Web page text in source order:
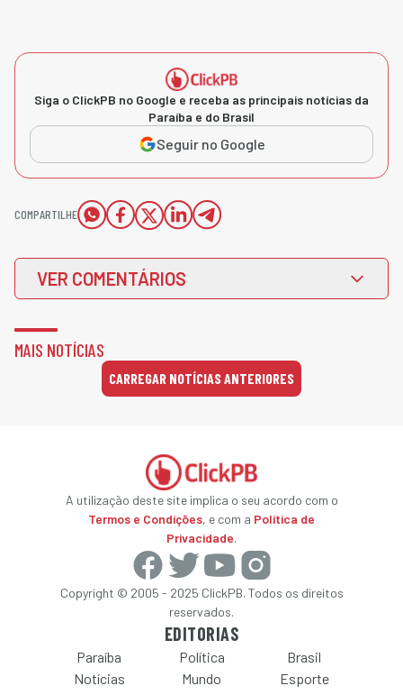
Siga o ClickPB no Google e receba as principais notícias da
Paraíba e do Brasil
Seguir no Google
COMPARTILHE
VER COMENTÁRIOS
MAIS NOTÍCIAS
CARREGAR NOTÍCIAS ANTERIORES
A utilização deste site implica o seu acordo com o
Termos e Condições, e com a Política de
Privacidade.
Copyright © 2005 - 2025 ClickPB. Todos os direitos
reservados.
EDITORIAS
Paraíba Política
Brasil
Notícias
Mundo Esporte